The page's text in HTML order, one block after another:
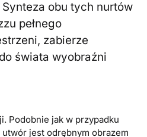
obu tych nurtów
pełnego
zabierze
świata wyobraźni
Podobnie jak w przypadku
jest odrębnym obrazem